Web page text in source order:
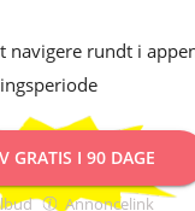
navigere rundt i
GRATIS I 90 DAGE
Annoncelink